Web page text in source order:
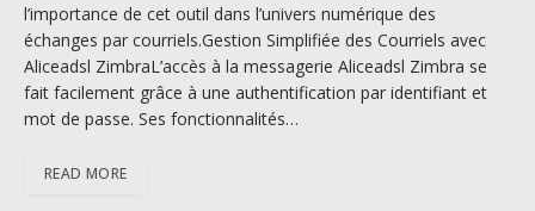
l’importance de cet outil dans l’univers numérique des
échanges par courriels.Gestion Simplifiée des Courriels avec
Aliceadsl ZimbraL’accès à la messagerie Aliceadsl Zimbra se
fait facilement grâce à une authentification par identifiant et
mot de passe. Ses fonctionnalités…
READ MORE